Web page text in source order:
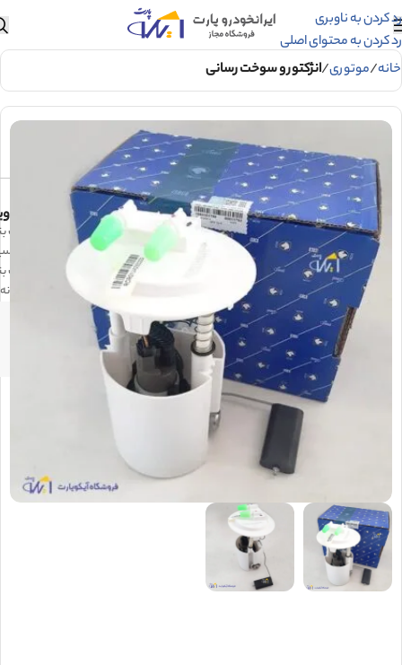
رد کردن به ناوبری
رد کردن به محتوای اصلی
خانه موتوری انژکتور و سوخت رسانی
پمپ بنزین
مناسب پژو